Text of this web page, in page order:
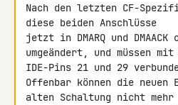
Nach den letzten CF-
diese beiden Anschlüsse
jetzt in DMARQ und DMAACK
umgeändert, und müssen mit
IDE-Pins 21 und 29
Offenbar können die neuen
alten Schaltung nicht mehr